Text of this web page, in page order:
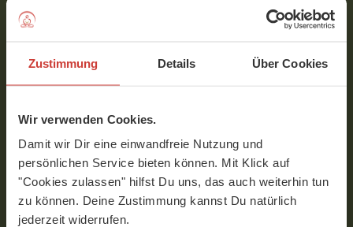
Zustimmung Details Über Cookies
Wir verwenden Cookies.
Damit wir Dir eine einwandfreie Nutzung und
persönlichen Service bieten können. Mit Klick auf
"Cookies zulassen" hilfst Du uns, das auch weiterhin tun
zu können. Deine Zustimmung kannst Du natürlich
jederzeit widerrufen.
ja, Du hast recht. Hier hast Du eine
Tri-Yoga-Flow-Sequenz und in
diesem Stil werden etwas andere